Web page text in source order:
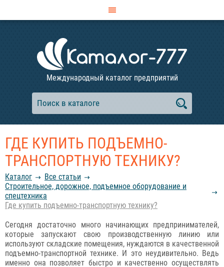
Международный каталог предприятий
ГДЕ КУПИТЬ ПОДЪЕМНО-
ТРАНСПОРТНУЮ ТЕХНИКУ?
Каталог
Все статьи
Строительное, дорожное, подъемное оборудование и
спецтехника
Где купить подъемно-транспортную технику?
Сегодня достаточно много начинающих предпринимателей,
которые запускают свою производственную линию или
используют складские помещения, нуждаются в качественной
подъемно-транспортной технике. И это неудивительно. Ведь
именно она позволяет быстро и качественно осуществлять